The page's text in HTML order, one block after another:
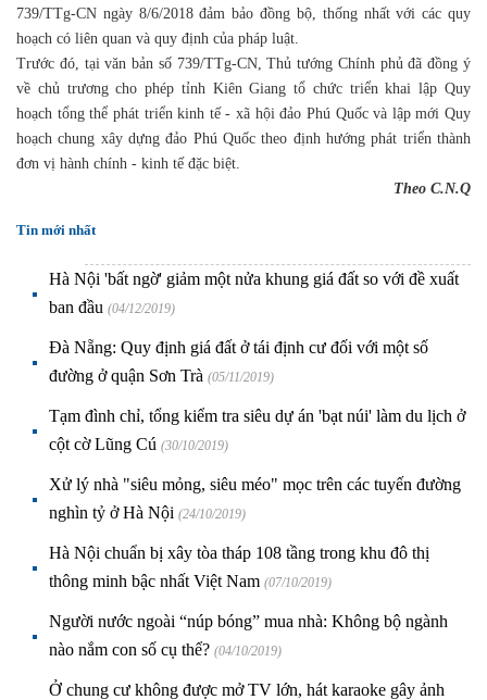
739/TTg-CN ngày 8/6/2018 đảm bảo đồng bộ, thống nhất với các quy
hoạch có liên quan và quy định của pháp luật.
Trước đó, tại văn bản số 739/TTg-CN, Thủ tướng Chính phủ đã đồng ý
về chủ trương cho phép tỉnh Kiên Giang tổ chức triển khai lập Quy
hoạch tổng thể phát triển kinh tế - xã hội đảo Phú Quốc và lập mới Quy
hoạch chung xây dựng đảo Phú Quốc theo định hướng phát triển thành
đơn vị hành chính - kinh tế đặc biệt.
Theo C.N.Q
Tin mới nhất
Hà Nội 'bất ngờ' giảm một nửa khung giá đất so với đề xuất
ban đầu (04/12/2019)
Đà Nẵng: Quy định giá đất ở tái định cư đối với một số
đường ở quận Sơn Trà (05/11/2019)
Tạm đình chỉ, tổng kiểm tra siêu dự án 'bạt núi' làm du lịch ở
cột cờ Lũng Cú (30/10/2019)
Xử lý nhà "siêu mỏng, siêu méo" mọc trên các tuyến đường
nghìn tỷ ở Hà Nội (24/10/2019)
Hà Nội chuẩn bị xây tòa tháp 108 tầng trong khu đô thị
thông minh bậc nhất Việt Nam (07/10/2019)
Người nước ngoài “núp bóng” mua nhà: Không bộ ngành
nào nắm con số cụ thể? (04/10/2019)
Ở chung cư không được mở TV lớn, hát karaoke gây ảnh